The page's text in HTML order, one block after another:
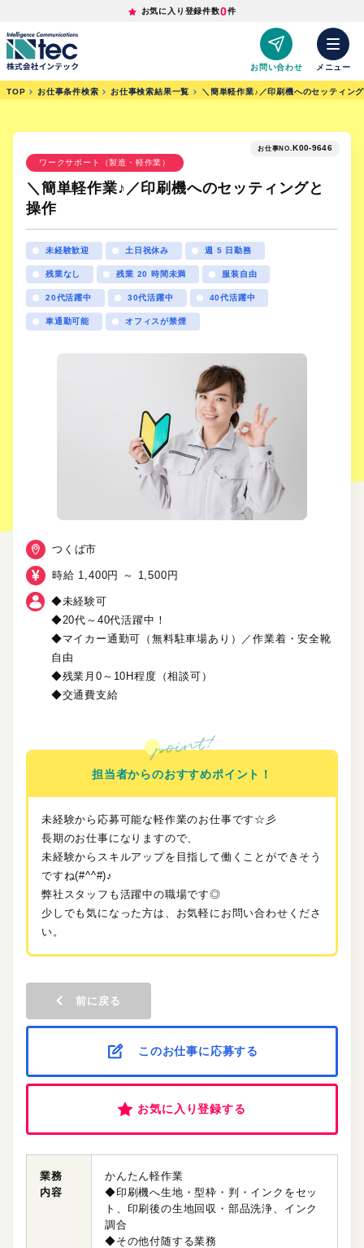
お気に入り登録件数0件
お問い合わせ メニュー
TOP お仕事条件検索 お仕事検索結果一覧 ＼簡単軽作業♪／印刷機へのセッティン
お仕事NO. K00-9646
ワークサポート（製造・軽作業）
＼簡単軽作業♪／印刷機へのセッティングと
操作
未経験歓迎 土日祝休み 週 5 日勤務
残業なし 残業 20 時間未満 服装自由
20代活躍中 30代活躍中 40代活躍中
車通勤可能 オフィスが禁煙
つくば市
時給 1,400円 ～ 1,500円
◆未経験可
◆20代～40代活躍中！
◆マイカー通勤可（無料駐車場あり）／作業着・安全靴
自由
◆残業月0～10H程度（相談可）
◆交通費支給
担当者からのおすすめポイント！
未経験から応募可能な軽作業のお仕事です☆彡
長期のお仕事になりますので、
未経験からスキルアップを目指して働くことができそう
ですね(#^^#)♪
弊社スタッフも活躍中の職場です◎
少しでも気になった方は、お気軽にお問い合わせくださ
い。
前に戻る
このお仕事に応募する
お気に入り登録する
業務
内容
かんたん軽作業
◆印刷機へ生地・型枠・判・インクをセッ
ト、印刷後の生地回収・部品洗浄、インク
調合
◆その他付随する業務